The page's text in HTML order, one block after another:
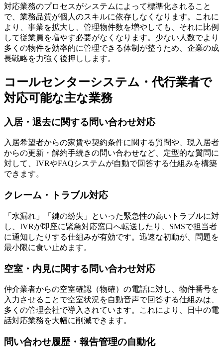
対応業務のプロセスがシステムによって標準化されること
で、業務品質が個人のスキルに依存しなくなります。これに
より、事業を拡大し、 管理物件数を増やしても、それに比例
して従業員を増やす必要がなくなります。少ない人数でより
多くの物件を効率的に管理できる体制が整うため、企業の成
長戦略を力強く後押しします。
コールセンターシステム・代行業者で
対応可能な主な業務
入居・退去に関する問い合わせ対応
入居希望者からの家賃や契約条件に関する質問や、現入居者
からの更新・解約手続きの問い合わせなど、定型的な質問に
対して、IVRやFAQシステムが自動で回答する仕組みを構築
できます。
クレーム・トラブル対応
「水漏れ」「鍵の紛失」といった緊急性の高いトラブルに対
し、IVRが即座に緊急対応窓口へ転送したり、SMSで担当者
に通知したりする仕組みが有効です。迅速な初動が、問題を
最小限に食い止めます。
空室・内見に関する問い合わせ対応
仲介業者からの空室確認（物確）の電話に対し、物件番号を
入力させることで空室状況を自動音声で回答する仕組みは、
多くの管理会社で導入されています。これにより、日中の電
話対応業務を大幅に削減できます。
問い合わせ履歴・報告管理の自動化